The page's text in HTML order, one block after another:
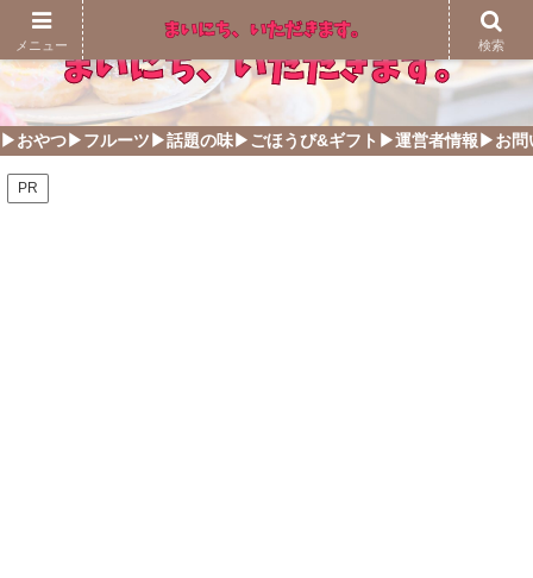
▶おやつ▶フルーツ ▶話題の味▶ごほうび&ギフト ▶運営者情報 ▶お問
PR
メニュー 検索